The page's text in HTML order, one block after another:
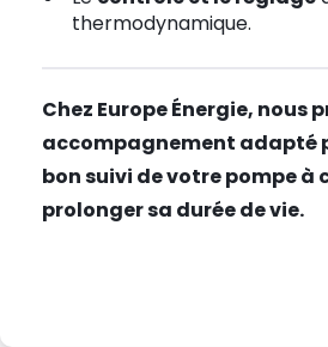
thermodynamique.
Chez Europe Énergie, nous
accompagnement adapté
bon suivi de votre pompe à
prolonger sa durée de vie.